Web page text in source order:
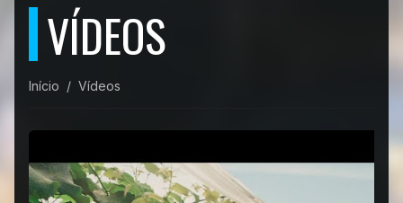
VÍDEOS
Início Vídeos